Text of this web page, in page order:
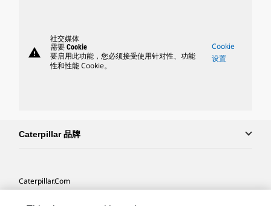
warning
社交媒体
需要 Cookie
要启用此功能，您必须接受使用针对性、功能
性和性能 Cookie。
Cookie
设置
Caterpillar 品牌
Caterpillar.com